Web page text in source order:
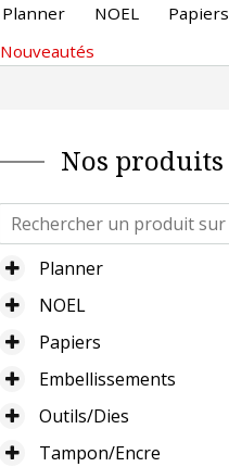
Planner NOEL Papiers
Nouveautés
Nos produits
Planner
NOEL
Papiers
Embellissements
Outils/Dies
Tampon/Encre